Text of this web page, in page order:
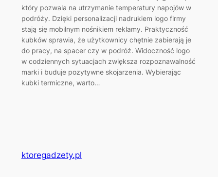
który pozwala na utrzymanie temperatury napojów w
podróży. Dzięki personalizacji nadrukiem logo firmy
stają się mobilnym nośnikiem reklamy. Praktyczność
kubków sprawia, że użytkownicy chętnie zabierają je
do pracy, na spacer czy w podróż. Widoczność logo
w codziennych sytuacjach zwiększa rozpoznawalność
marki i buduje pozytywne skojarzenia. Wybierając
kubki termiczne, warto…
ktoregadzety.pl